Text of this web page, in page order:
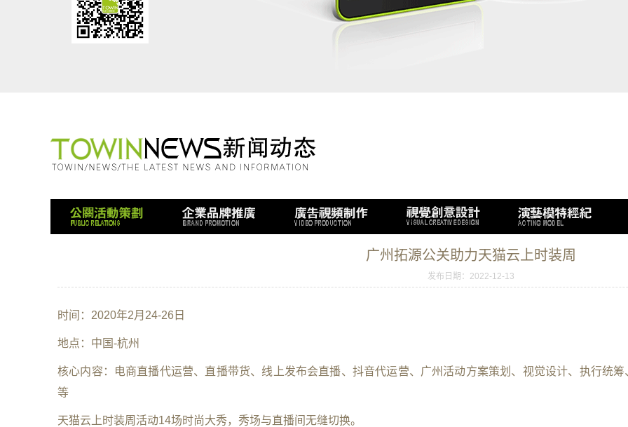
广州拓源公关助力天猫云上时装周
发布日期：2022-12-13
时间：2020年2月24-26日
地点：中国-杭州
核心内容：电商直播代运营、直播带货、线上发布会直播、抖音代运营、广州活动方案策划、视觉设计、执行统筹
等
天猫云上时装周活动14场时尚大秀，秀场与直播间无缝切换。